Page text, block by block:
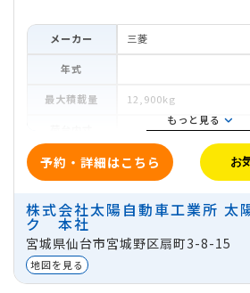
予約・詳細はこちら お
メーカー 三菱
年式
最大積載量 12,900kg
車両寸法
地域 宮城県仙台市宮城野区扇
貸出区分 法人
もっと見る
株式会社太陽自動車工業所 太
ク 本社
宮城県仙台市宮城野区扇町3-8-15
地図を見る